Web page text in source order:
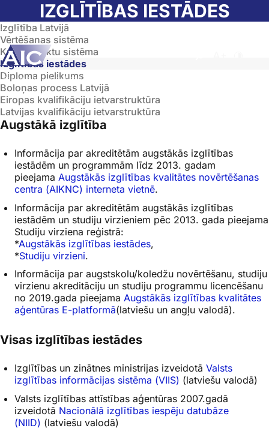
Skip to main content
Sākumlapa ➝ Izglītība Latvijā
IZGLĪTĪBAS IESTĀDES
Izglītība Latvijā
Vērtēšanas sistēma
Kredītpunktu sistēma
Izglītības iestādes
Diploma pielikums
Boloņas process Latvijā
Eiropas kvalifikāciju ietvarstruktūra
Latvijas kvalifikāciju ietvarstruktūra
Augstākā izglītība
Informācija par akreditētām augstākās izglītības
iestādēm un programmām līdz 2013. gadam
pieejama Augstākās izglītības kvalitātes novērtēšanas
centra (AIKNC) interneta vietnē.
Informācija par akreditētām augstākās izglītības
iestādēm un studiju virzieniem pēc 2013. gada pieejama
Studiju virziena reģistrā:
*Augstākās izglītības iestādes,
*Studiju virzieni.
Informācija par augstskolu/koledžu novērtēšanu, studiju
virzienu akreditāciju un studiju programmu licencēšanu
no 2019.gada pieejama Augstākās izglītības kvalitātes
aģentūras E-platformā(latviešu un angļu valodā).
Visas izglītības iestādes
Izglītības un zinātnes ministrijas izveidotā Valsts
izglītības informācijas sistēma (VIIS) (latviešu valodā)
Valsts izglītības attīstības aģentūras 2007.gadā
izveidotā Nacionālā izglītības iespēju datubāze
(NIID) (latviešu valodā)